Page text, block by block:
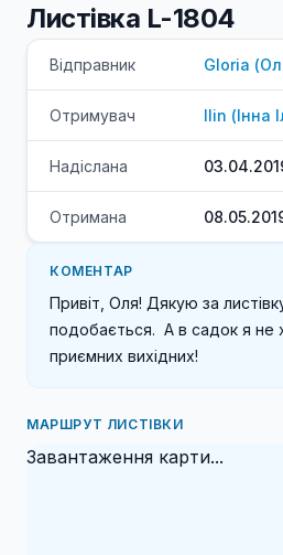
Листівка L-1804
Відправник Gloria (
Отримувач Ilin (Інна
Надіслана
Отримана
КОМЕНТАР
Привіт, Оля! Дякую за
подобається.  А в садок я
приємних вихідних!
МАРШРУТ ЛИСТІВКИ
Завантаження карти...